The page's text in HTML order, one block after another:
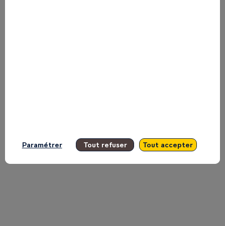
Oyebode
sur
Paramétrer Tout refuser Tout accepter